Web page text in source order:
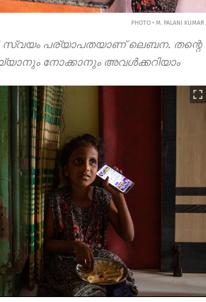
PHOTO • M. PALANI KUMAR
സ്വയം പര്യാപതയാണ് ലെബന. തന്റെ
നോക്കാനും അവൾക്കറിയാം